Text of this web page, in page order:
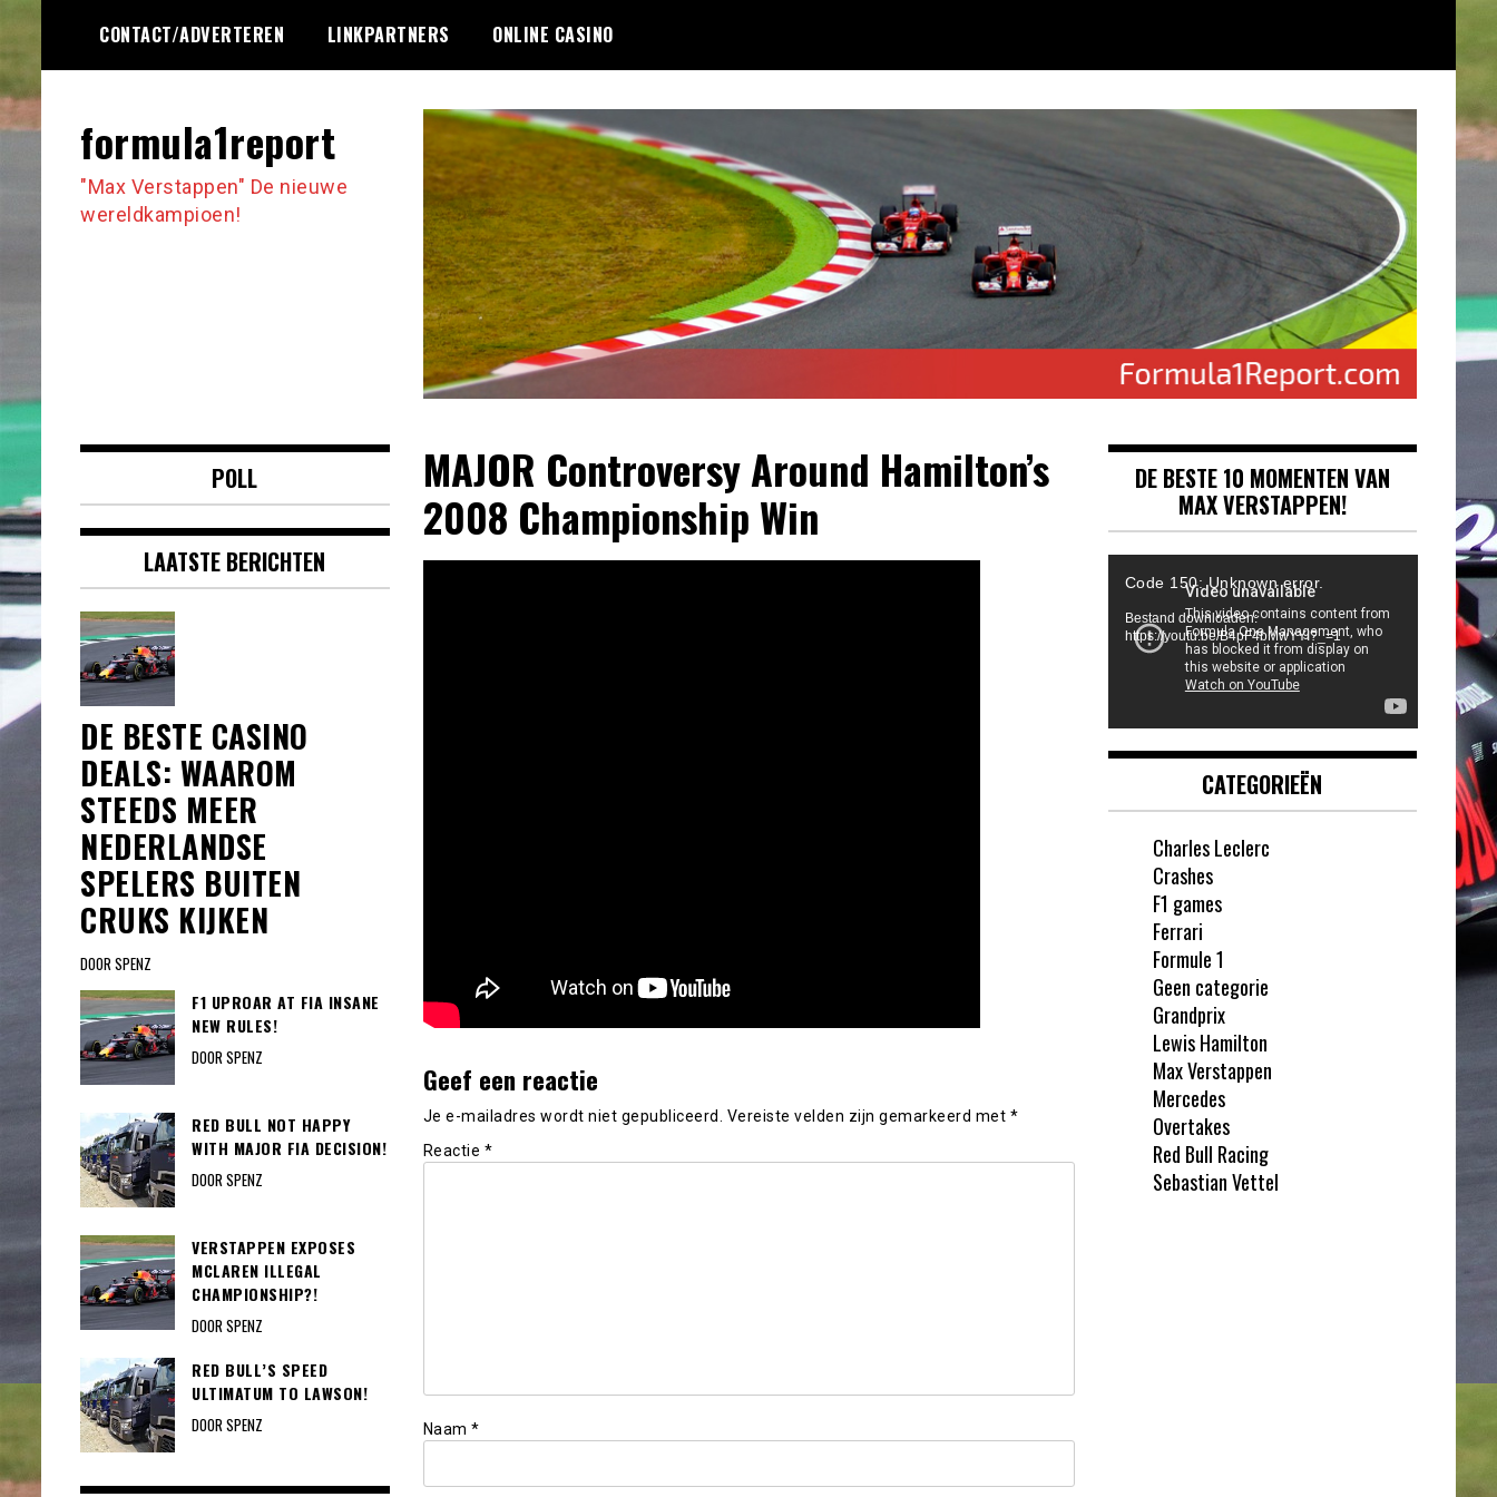
de
inhoud
CONTACT/ADVERTEREN LINKPARTNERS ONLINE CASINO
formula1report
"Max Verstappen" De nieuwe
wereldkampioen!
MAJOR Controversy Around Hamilton’s
2008 Championship Win
Geef een reactie
Je e-mailadres wordt niet gepubliceerd. Vereiste velden zijn gemarkeerd met *
Reactie *
Naam *
POLL
LAATSTE BERICHTEN
DE BESTE CASINO
DEALS: WAAROM
STEEDS MEER
NEDERLANDSE
SPELERS BUITEN
CRUKS KIJKEN
DOOR SPENZ
F1 UPROAR AT FIA INSANE
NEW RULES!
DOOR SPENZ
RED BULL NOT HAPPY
WITH MAJOR FIA DECISION!
DOOR SPENZ
VERSTAPPEN EXPOSES
MCLAREN ILLEGAL
CHAMPIONSHIP?!
DOOR SPENZ
RED BULL’S SPEED
ULTIMATUM TO LAWSON!
DOOR SPENZ
DE BESTE 10 MOMENTEN VAN
MAX VERSTAPPEN!
Code 150: Unknown error.
Bestand downloaden:
https://youtu.be/B4pF4bMwYYI?_=1
CATEGORIEËN
Charles Leclerc
Crashes
F1 games
Ferrari
Formule 1
Geen categorie
Grandprix
Lewis Hamilton
Max Verstappen
Mercedes
Overtakes
Red Bull Racing
Sebastian Vettel